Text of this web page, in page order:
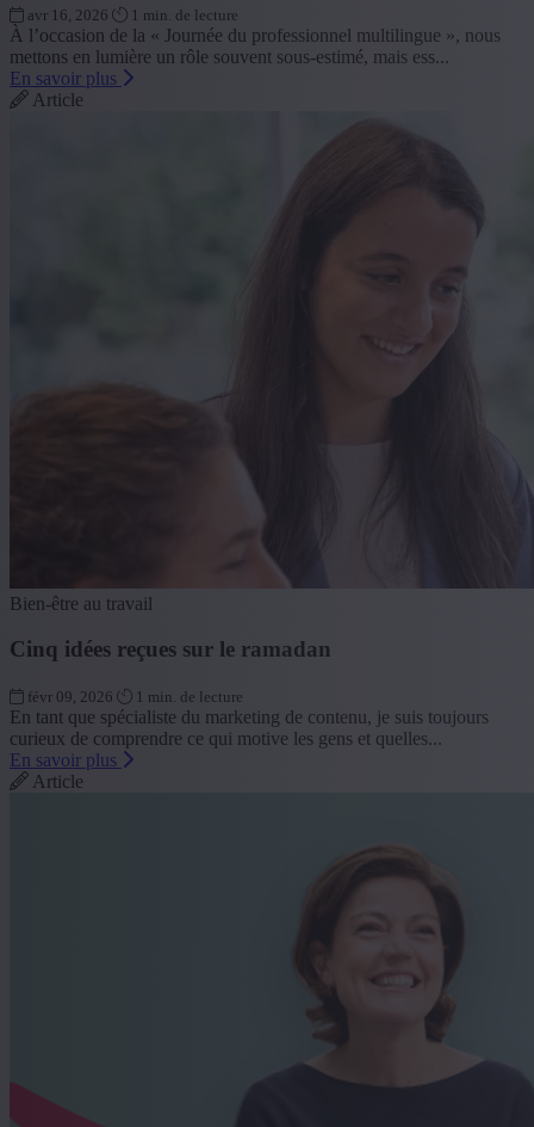
avr 16, 2026 1 min. de lecture
À l’occasion de la « Journée du professionnel multilingue », nous
mettons en lumière un rôle souvent sous-estimé, mais ess...
En savoir plus
Article
Bien-être au travail
Cinq idées reçues sur le ramadan
févr 09, 2026 1 min. de lecture
En tant que spécialiste du marketing de contenu, je suis toujours
curieux de comprendre ce qui motive les gens et quelles...
En savoir plus
Article